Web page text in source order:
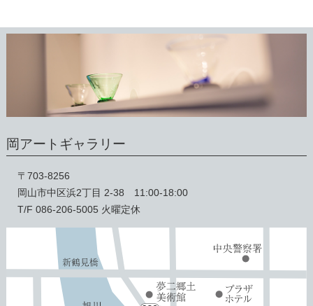
岡アートギャラリー
〒703-8256
岡山市中区浜2丁目 2-38 11:00-18:00
T/F 086-206-5005 火曜定休